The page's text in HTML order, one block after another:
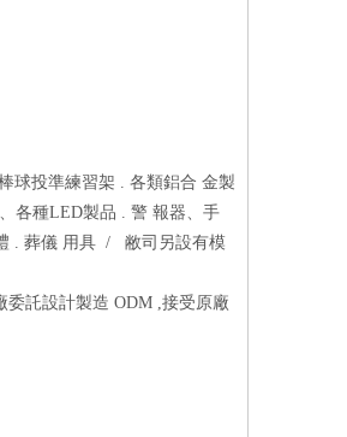
球投準練習架 . 各類鋁合 金製
各種LED製品 . 警 報器、手
. 葬儀 用具 / 敝司另設有模
託設計製造 ODM ,接受原廠